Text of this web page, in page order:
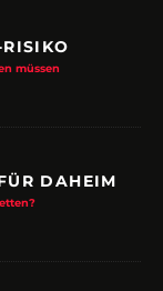
RISIKO
müssen
DAHEIM